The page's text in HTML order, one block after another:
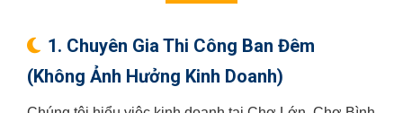
1. Chuyên Gia Thi Công Ban Đêm
(Không Ảnh Hưởng Kinh Doanh)